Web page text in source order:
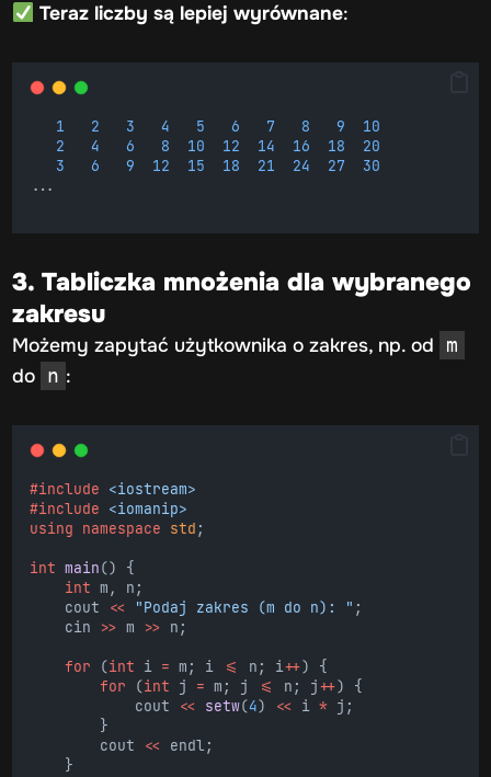
Teraz liczby są lepiej wyrównane:
1 2 3 4 5 6 7 8 9
10
2
4 6 8 10 12 14 16 18
20
3
6 9 12 15 18 21 24 27
30
...
3. Tabliczka mnożenia dla wybranego
zakresu
Możemy zapytać użytkownika o zakres, np. od m
do n :
#include <iostream>
#include <iomanip>
using namespace std ;
int main() {
int m, n;
    cout
<< "Podaj zakres (m do n): " ;
    cin
>> m >> n;
for (int i = m; i <= n; i++) {
for (int j = m; j <= n; j++) {
            cout
<< setw(4) << i * j;
        }
        cout
<<
endl;
    }